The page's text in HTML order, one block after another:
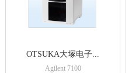
OTSUKA大塚电子...
Agilent 7100